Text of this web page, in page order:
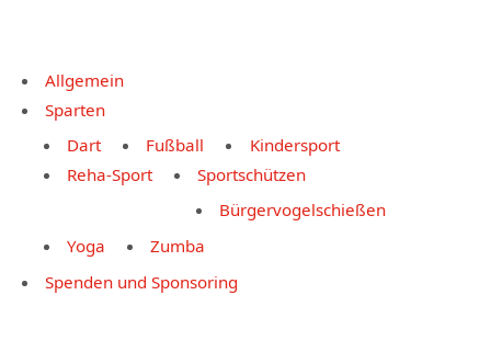
Allgemein
Sparten
Dart
Fußball
Kindersport
Reha-Sport
Sportschützen
Bürgervogelschießen
Yoga
Zumba
Spenden und Sponsoring